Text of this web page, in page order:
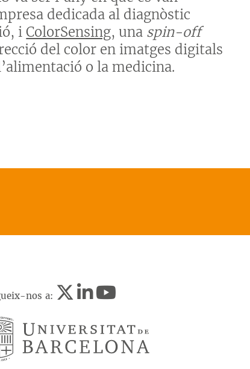
dedicada al diagnòstic
iColorSensing, una spin-off
del color en imatges digitals
o la medicina.
nos a: